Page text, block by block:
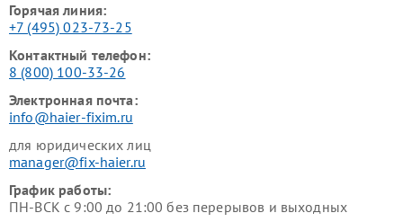
Горячая линия:
+7 (495) 023-73-25
Контактный телефон:
8 (800) 100-33-26
Электронная почта:
info@haier-fixim.ru
для юридических лиц
manager@fix-haier.ru
График работы:
ПН-ВСК с 9:00 до 21:00 без перерывов и выходных